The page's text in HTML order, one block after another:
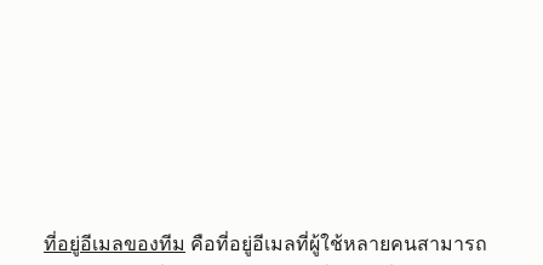
ที่อยู่อีเมลของทีม คือที่อยู่อีเมลที่ผู้ใช้หลายคนสามารถ